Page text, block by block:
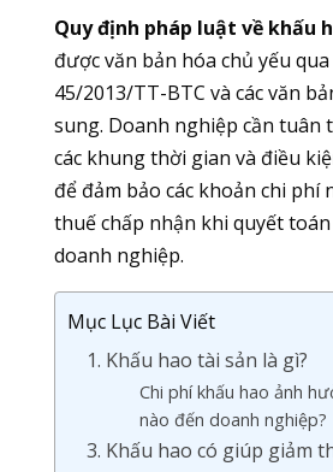
Quy định pháp luật về khấu
được văn bản hóa chủ yếu
45/2013/TT-BTC và các văn
sung. Doanh nghiệp cần tuân
các khung thời gian và điều
để đảm bảo các khoản chi phí
thuế chấp nhận khi quyết
doanh nghiệp.
Mục Lục Bài Viết
1. Khấu hao tài sản là gì?
Chi phí khấu hao ảnh
nào đến doanh nghiệp?
3. Khấu hao có giúp giảm